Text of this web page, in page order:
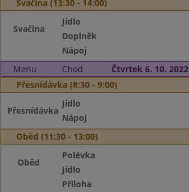
Svačina (13:30 - 14:00)
Svačina
Jídlo
Doplněk
Nápoj
Menu
Chod
Čtvrtek 6. 10. 2022
Přesnídávka (8:30 - 9:00)
Přesnídávka
Jídlo
Nápoj
Oběd (11:30 - 13:00)
Oběd
Polévka
Jídlo
Příloha